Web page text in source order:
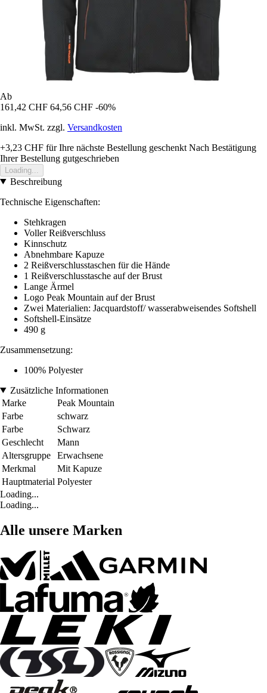
Ab
161,42 CHF 64,56 CHF -60%
inkl. MwSt. zzgl. Versandkosten
+3,23 CHF für Ihre nächste Bestellung geschenkt Nach Bestätigung
Ihrer Bestellung gutgeschrieben
Loading...
Beschreibung
Technische Eigenschaften:
Stehkragen
Voller Reißverschluss
Kinnschutz
Abnehmbare Kapuze
2 Reißverschlusstaschen für die Hände
1 Reißverschlusstasche auf der Brust
Lange Ärmel
Logo Peak Mountain auf der Brust
Zwei Materialien: Jacquardstoff/ wasserabweisendes Softshell
Softshell-Einsätze
490 g
Zusammensetzung:
100% Polyester
Zusätzliche Informationen
Marke
Peak Mountain
Farbe
schwarz
Farbe
Schwarz
Geschlecht
Mann
Altersgruppe
Erwachsene
Merkmal
Mit Kapuze
Hauptmaterial Polyester
Loading...
Loading...
Alle unsere Marken